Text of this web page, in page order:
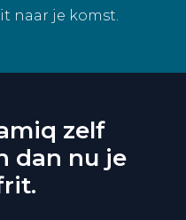
naar je komst.
zelf
dan nu je